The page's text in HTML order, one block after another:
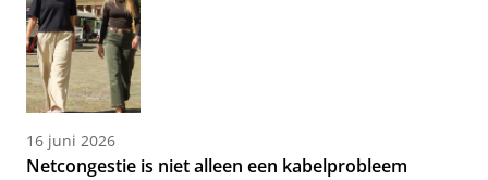
16 juni 2026
Netcongestie is niet alleen een kabelprobleem